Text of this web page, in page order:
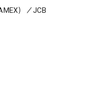
）／JCB